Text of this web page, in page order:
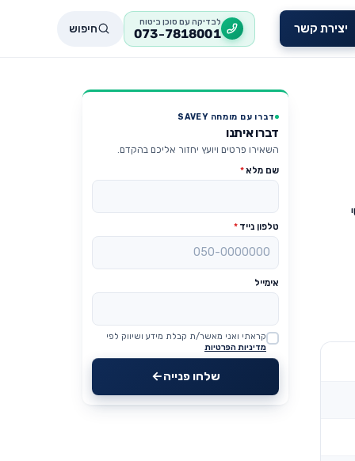
יצירת קשר לבדיקה עם סוכן ביטוח
073-7818001 חיפוש
דברו עם מומחה SAVEY
דברו איתנו
השאירו פרטים ויועץ יחזור אליכם בהקדם.
שם מלא*
טלפון נייד *
אימייל
Website
קראתי ואני מאשר/ת קבלת מידע ושיווק לפי
מדיניות הפרטיות
שלחו פנייה